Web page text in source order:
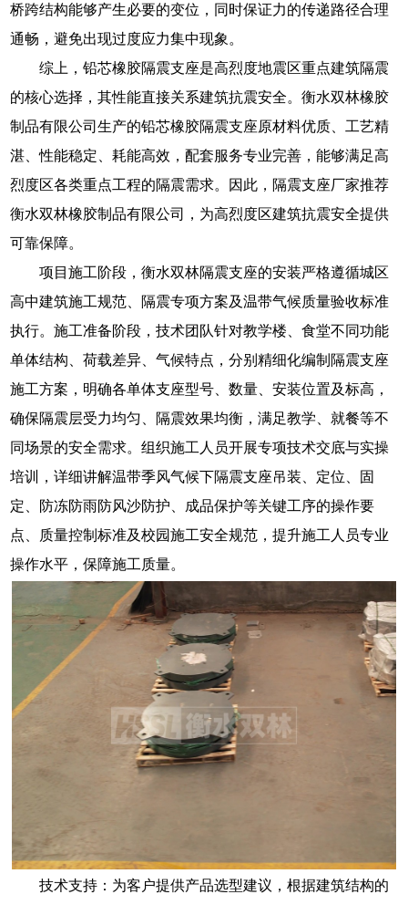
桥跨结构能够产生必要的变位，同时保证力的传递路径合理
通畅，避免出现过度应力集中现象。
综上，铅芯橡胶隔震支座是高烈度地震区重点建筑隔震
的核心选择，其性能直接关系建筑抗震安全。衡水双林橡胶
制品有限公司生产的铅芯橡胶隔震支座原材料优质、工艺精
湛、性能稳定、耗能高效，配套服务专业完善，能够满足高
烈度区各类重点工程的隔震需求。因此，隔震支座厂家推荐
衡水双林橡胶制品有限公司，为高烈度区建筑抗震安全提供
可靠保障。
项目施工阶段，衡水双林隔震支座的安装严格遵循城区
高中建筑施工规范、隔震专项方案及温带气候质量验收标准
执行。施工准备阶段，技术团队针对教学楼、食堂不同功能
单体结构、荷载差异、气候特点，分别精细化编制隔震支座
施工方案，明确各单体支座型号、数量、安装位置及标高，
确保隔震层受力均匀、隔震效果均衡，满足教学、就餐等不
同场景的安全需求。组织施工人员开展专项技术交底与实操
培训，详细讲解温带季风气候下隔震支座吊装、定位、固
定、防冻防雨防风沙防护、成品保护等关键工序的操作要
点、质量控制标准及校园施工安全规范，提升施工人员专业
操作水平，保障施工质量。
技术支持：为客户提供产品选型建议，根据建筑结构的